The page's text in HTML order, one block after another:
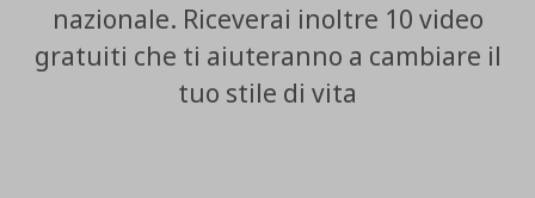
nazionale. Riceverai inoltre 10 video
gratuiti che ti aiuteranno a cambiare il
tuo stile di vita